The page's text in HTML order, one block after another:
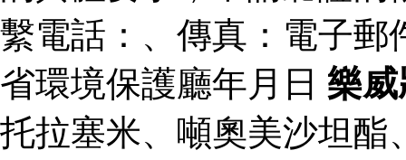
繫電話：、傳真：電子郵
省環境保護廳年月日 樂威
托拉塞米、噸奧美沙坦酯